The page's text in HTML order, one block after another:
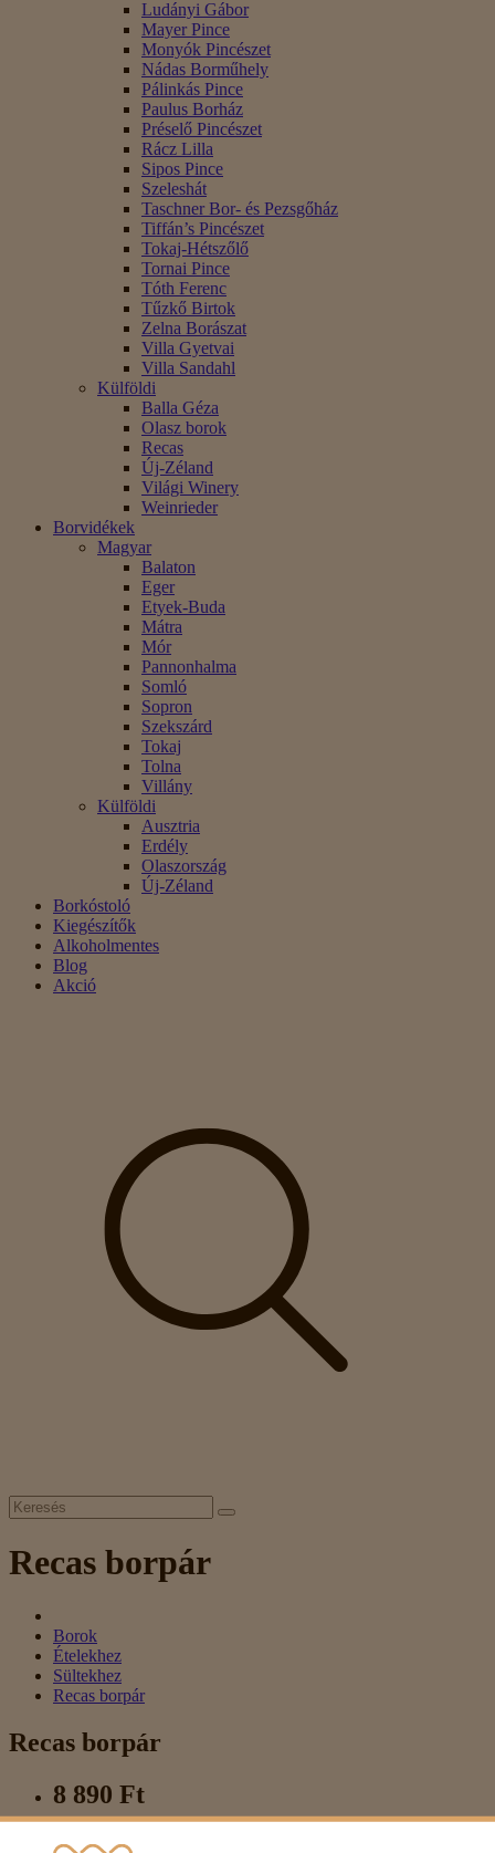
Ludányi Gábor
Mayer Pince
Monyók Pincészet
Nádas Borműhely
Pálinkás Pince
Paulus Borház
Préselő Pincészet
Rácz Lilla
Sipos Pince
Szeleshát
Taschner Bor- és Pezsgőház
Tiffán’s Pincészet
Tokaj-Hétszőlő
Tornai Pince
Tóth Ferenc
Tűzkő Birtok
Zelna Borászat
Villa Gyetvai
Villa Sandahl
Külföldi
Balla Géza
Olasz borok
Recas
Új-Zéland
Világi Winery
Weinrieder
Borvidékek
Magyar
Balaton
Eger
Etyek-Buda
Mátra
Mór
Pannonhalma
Somló
Sopron
Szekszárd
Tokaj
Tolna
Villány
Külföldi
Ausztria
Erdély
Olaszország
Új-Zéland
Borkóstoló
Kiegészítők
Alkoholmentes
Blog
Akció
Recas borpár
Borok
Ételekhez
Sültekhez
Recas borpár
Recas borpár
8 890 Ft
10 380 Ft